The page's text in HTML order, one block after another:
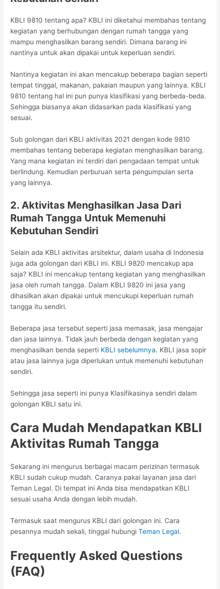
KBLI 9810 tentang apa? KBLI ini diketahui membahas tentang
kegiatan yang berhubungan dengan rumah tangga yang
mampu menghasilkan barang sendiri. Dimana barang ini
nantinya untuk akan dipakai untuk keperluan sendiri.
Nantinya kegiatan ini akan mencakup beberapa bagian seperti
tempat tinggal, makanan, pakaian maupun yang lainnya. KBLI
9810 tentang hal ini pun punya klasifikasi yang berbeda-beda.
Sehingga biasanya akan didasarkan pada klasifikasi yang
sesuai.
Sub golongan dari KBLI aktivitas 2021 dengan kode 9810
membahas tentang beberapa kegiatan menghasilkan barang.
Yang mana kegiatan ini terdiri dari pengadaan tempat untuk
berlindung. Kemudian perburuan serta pengumpulan serta
yang lainnya.
2. Aktivitas Menghasilkan Jasa Dari
Rumah Tangga Untuk Memenuhi
Kebutuhan Sendiri
Selain ada KBLI aktivitas arsitektur, dalam usaha di Indonesia
juga ada golongan dari KBLI ini. KBLI 9820 mencakup apa
saja? KBLI ini mencakup tentang kegiatan yang menghasilkan
jasa oleh rumah tangga. Dalam KBLI 9820 ini jasa yang
dihasilkan akan dipakai untuk mencukupi keperluan rumah
tangga itu sendiri.
Beberapa jasa tersebut seperti jasa memasak, jasa mengajar
dan jasa lainnya. Tidak jauh berbeda dengan kegiatan yang
menghasilkan benda seperti KBLI sebelumnya. KBLI jasa sopir
atau jasa lainnya juga diperlukan untuk memenuhi kebutuhan
sendiri.
Sehingga jasa seperti ini punya Klasifikasinya sendiri dalam
golongan KBLI satu ini.
Cara Mudah Mendapatkan KBLI
Aktivitas Rumah Tangga
Sekarang ini mengurus berbagai macam perizinan termasuk
KBLI sudah cukup mudah. Caranya pakai layanan jasa dari
Teman Legal. Di tempat ini Anda bisa mendapatkan KBLI
sesuai usaha Anda dengan lebih mudah.
Termasuk saat mengurus KBLI dari golongan ini. Cara
pesannya mudah sekali, tinggal hubungiTeman Legal.
Frequently Asked Questions
(FAQ)